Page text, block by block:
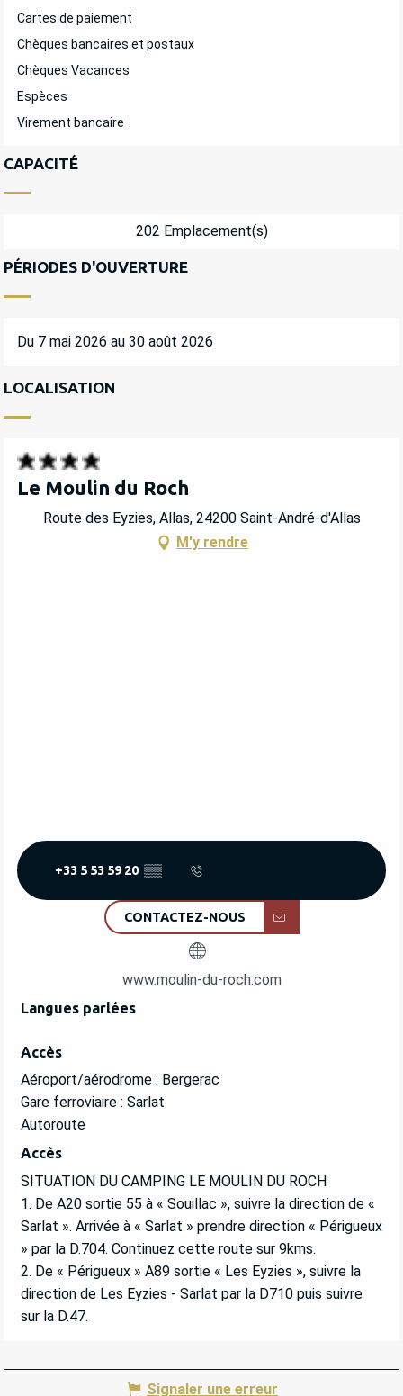
Cartes de paiement
Chèques bancaires et postaux
Chèques Vacances
Espèces
Virement bancaire
CAPACITÉ
202 Emplacement(s)
PÉRIODES D'OUVERTURE
Du 7 mai 2026 au 30 août 2026
LOCALISATION
Le Moulin du Roch
Route des Eyzies, Allas, 24200 Saint-André-d'Allas
M'y rendre
+33 5 53 59 20 ▒▒
CONTACTEZ-NOUS
www.moulin-du-roch.com
Langues parlées
Langues parlées
Accès
Accès
Aéroport/aérodrome : Bergerac
Gare ferroviaire : Sarlat
Autoroute
Accès
Accès
SITUATION DU CAMPING LE MOULIN DU ROCH
1. De A20 sortie 55 à « Souillac », suivre la direction de «
Sarlat ». Arrivée à « Sarlat » prendre direction « Périgueux
» par la D.704. Continuez cette route sur 9kms.
2. De « Périgueux » A89 sortie « Les Eyzies », suivre la
direction de Les Eyzies - Sarlat par la D710 puis suivre
sur la D.47.
Signaler une erreur